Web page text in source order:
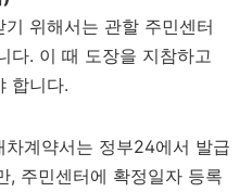
기 위해서는 관할 주민센터
다. 이 때 도장을 지참하고
합니다.
계약서는 정부24에서 발급
, 주민센터에 확정일자 등록